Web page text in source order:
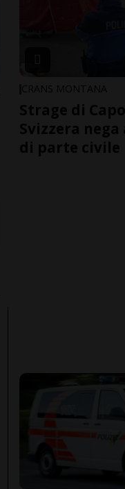
CRANS MONTANA
Strage di
Svizzera
di parte civile